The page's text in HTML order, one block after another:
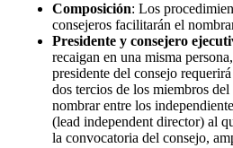
Composición: Los
consejeros facilitarán el
Presidente y consejero
recaigan en una misma
presidente del consejo
dos tercios de los miembros
nombrar entre los
(lead independent director) al
la convocatoria del consejo,